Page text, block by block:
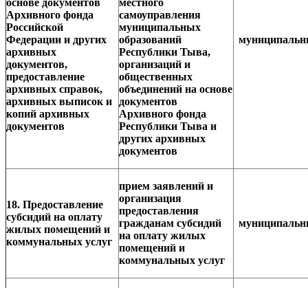
Архивного фонда
Российской
Федерации и других
архивных
документов,
предоставление
архивных справок,
архивных выписок и
копий архивных
документов
самоуправления
муниципальных
образований
Республики Тыва,
организаций и
общественных
объединений на основе
документов
Архивного фонда
Республики Тыва и
других архивных
документов
18. Предоставление
субсидий на оплату
жилых помещений и
коммунальных услуг
прием заявлений и
организация
предоставления
гражданам субсидий
на оплату жилых
помещений и
коммунальных услуг